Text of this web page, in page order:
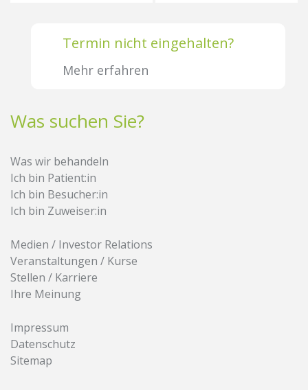
Termin nicht eingehalten?
Mehr erfahren
Was suchen Sie?
Was wir behandeln
Ich bin Patient:in
Ich bin Besucher:in
Ich bin Zuweiser:in
Medien / Investor Relations
Veranstaltungen / Kurse
Stellen / Karriere
Ihre Meinung
Impressum
Datenschutz
Sitemap